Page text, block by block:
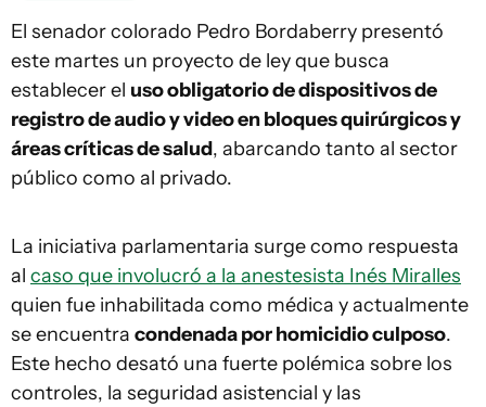
El senador colorado Pedro Bordaberry presentó
este martes un proyecto de ley que busca
establecer el uso obligatorio de dispositivos de
registro de audio y video en bloques quirúrgicos y
áreas críticas de salud, abarcando tanto al sector
público como al privado.
La iniciativa parlamentaria surge como respuesta
al caso que involucró a la anestesista Inés Miralles
quien fue inhabilitada como médica y actualmente
se encuentra condenada por homicidio culposo.
Este hecho desató una fuerte polémica sobre los
controles, la seguridad asistencial y las